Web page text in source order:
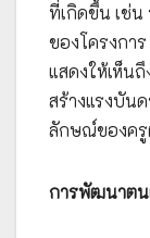
ที่เกิดขึ้น เช่
ของโครงกา
แสดงให้เห็น
สร้างแรงบัน
ลักษณ์ของครู
การพัฒนาตน